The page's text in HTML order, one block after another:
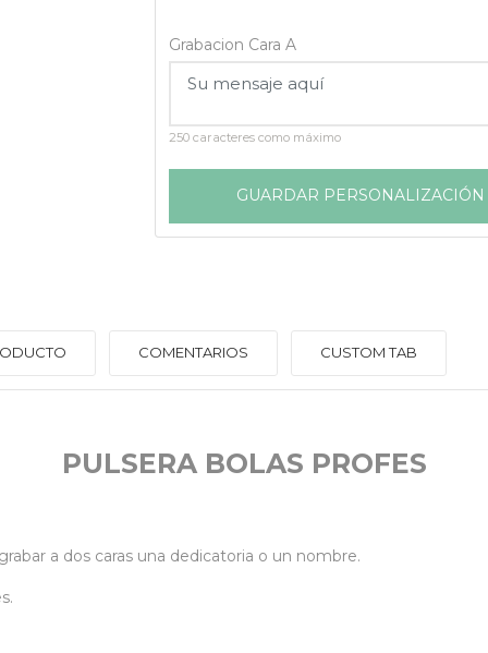
Grabacion Cara A
250 caracteres como máximo
GUARDAR PERSONALIZACIÓN
COMENTARIOS CUSTOM TAB
PULSERA BOLAS PROFES
a dos caras una dedicatoria o un nombre.